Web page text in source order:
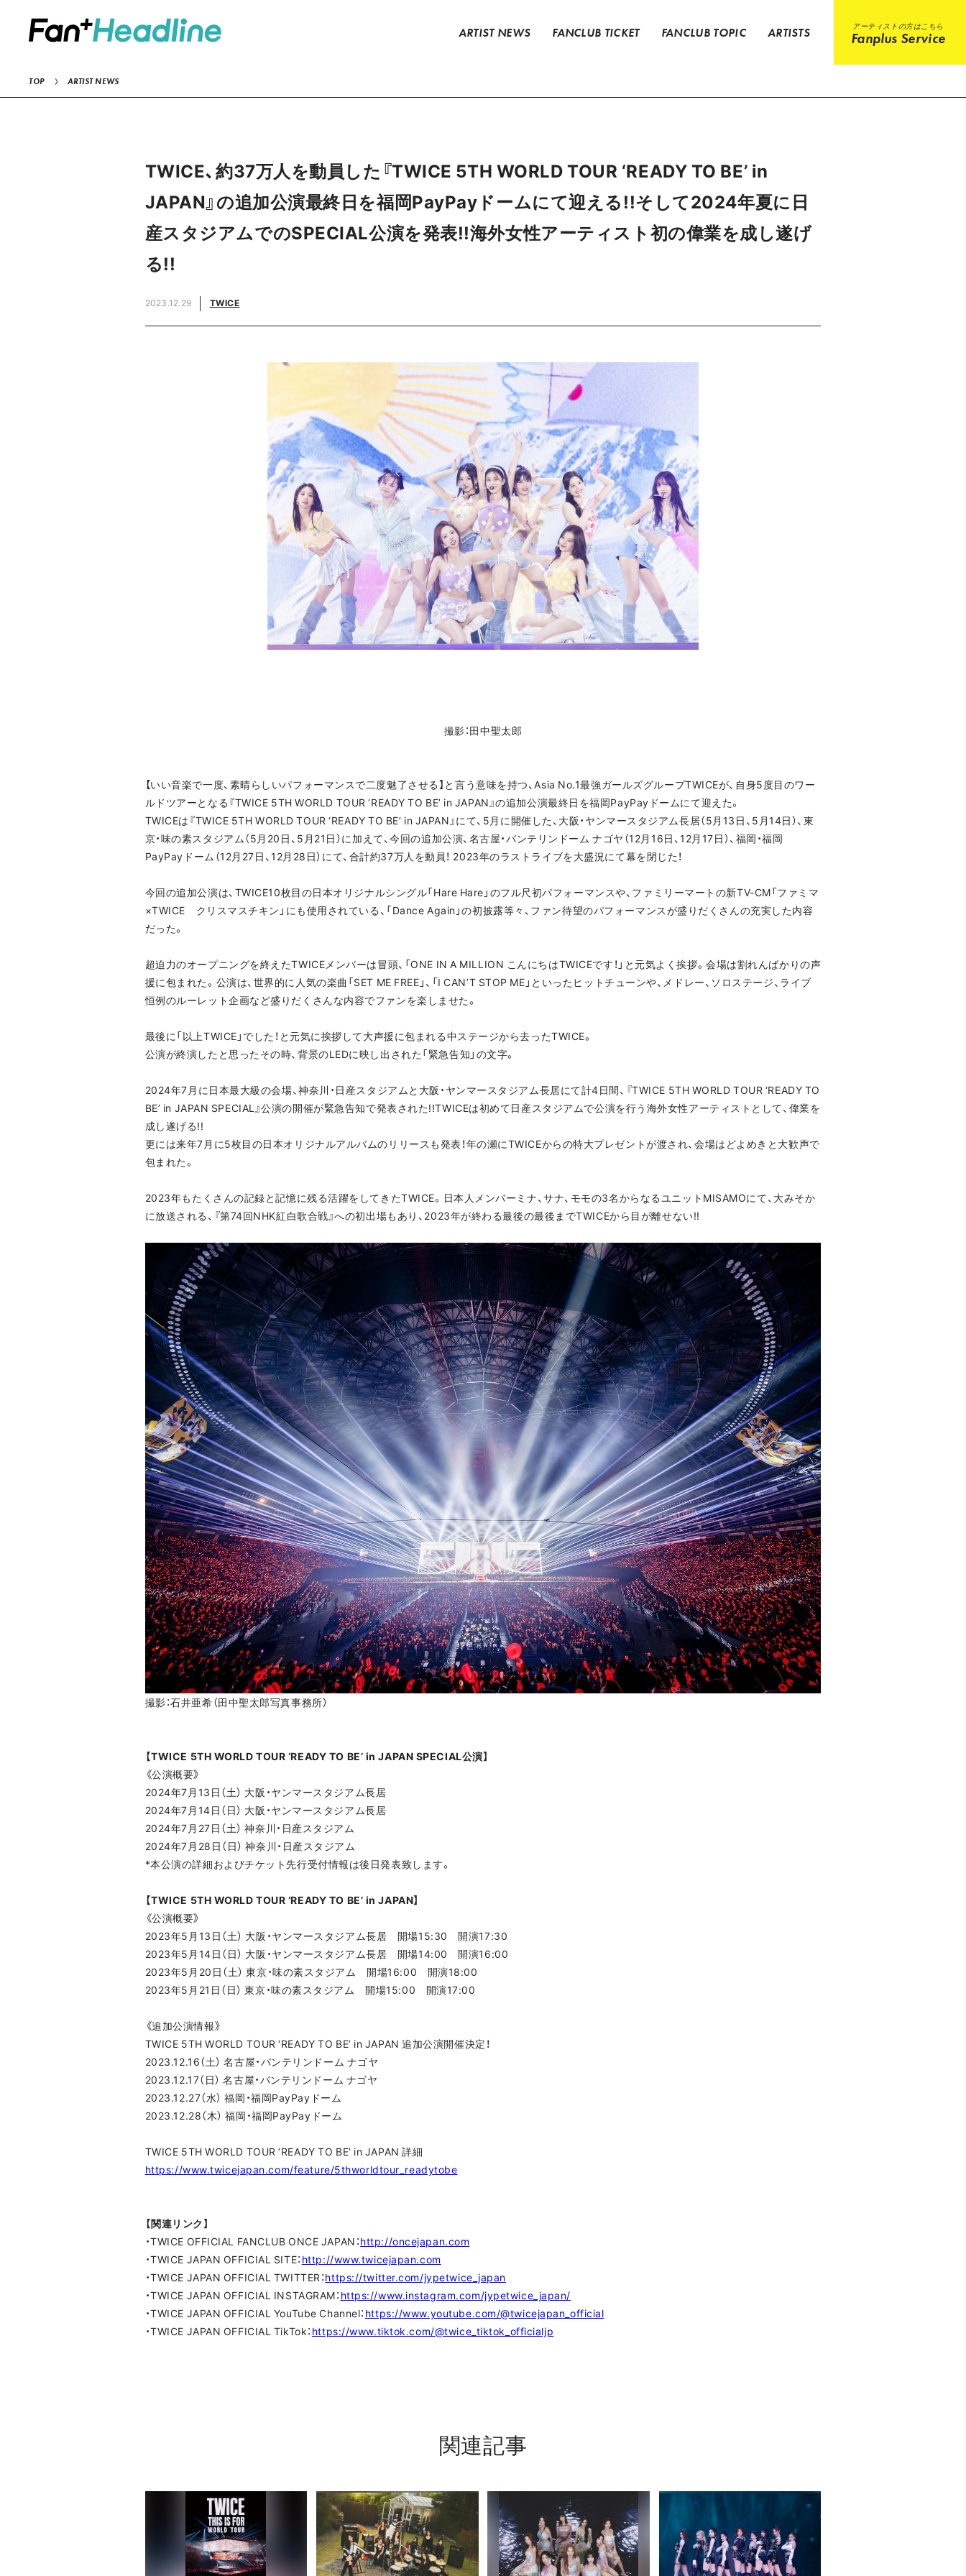
ARTIST NEWS FANCLUB TICKET FANCLUB TOPIC ARTISTS アーティストの方はこちら
Fanplus Service
TOP ARTIST NEWS
TWICE、約37万人を動員した『TWICE 5TH WORLD TOUR ‘READY TO BE’ in
JAPAN』の追加公演最終日を福岡PayPayドームにて迎える!!そして2024年夏に日
産スタジアムでのSPECIAL公演を発表!!海外女性アーティスト初の偉業を成し遂げ
る!!
2023.12.29 TWICE
撮影：田中聖太郎
【いい音楽で一度、素晴らしいパフォーマンスで二度魅了させる】と言う意味を持つ、Asia No.1最強ガールズグループTWICEが、自身5度目のワー
ルドツアーとなる『TWICE 5TH WORLD TOUR ‘READY TO BE’ in JAPAN』の追加公演最終日を福岡PayPayドームにて迎えた。
TWICEは『TWICE 5TH WORLD TOUR ‘READY TO BE’ in JAPAN』にて、5月に開催した、大阪・ヤンマースタジアム長居（5月13日、5月14日）、東
京・味の素スタジアム（5月20日、5月21日）に加えて、今回の追加公演、名古屋・バンテリンドーム ナゴヤ（12月16日、12月17日）、福岡・福岡
PayPayドーム（12月27日、12月28日）にて、合計約37万人を動員！ 2023年のラストライブを大盛況にて幕を閉じた！
今回の追加公演は、TWICE10枚目の日本オリジナルシングル「Hare Hare」のフル尺初パフォーマンスや、ファミリーマートの新TV-CM「ファミマ
×TWICE クリスマスチキン」にも使用されている、「Dance Again」の初披露等々、ファン待望のパフォーマンスが盛りだくさんの充実した内容
だった。
超迫力のオープニングを終えたTWICEメンバーは冒頭、「ONE IN A MILLION こんにちはTWICEです！」と元気よく挨拶。会場は割れんばかりの声
援に包まれた。公演は、世界的に人気の楽曲「SET ME FREE」、「I CAN’T STOP ME」といったヒットチューンや、メドレー、ソロステージ、ライブ
恒例のルーレット企画など盛りだくさんな内容でファンを楽しませた。
最後に「以上TWICE」でした！と元気に挨拶して大声援に包まれる中ステージから去ったTWICE。
公演が終演したと思ったその時、背景のLEDに映し出された「緊急告知」の文字。
2024年7月に日本最大級の会場、神奈川・日産スタジアムと大阪・ヤンマースタジアム長居にて計4日間、『TWICE 5TH WORLD TOUR ‘READY TO
BE’ in JAPAN SPECIAL』公演の開催が緊急告知で発表された!!TWICEは初めて日産スタジアムで公演を行う海外女性アーティストとして、偉業を
成し遂げる!!
更には来年7月に5枚目の日本オリジナルアルバムのリリースも発表！年の瀬にTWICEからの特大プレゼントが渡され、会場はどよめきと大歓声で
包まれた。
2023年もたくさんの記録と記憶に残る活躍をしてきたTWICE。日本人メンバーミナ、サナ、モモの3名からなるユニットMISAMOにて、大みそか
に放送される、『第74回NHK紅白歌合戦』への初出場もあり、2023年が終わる最後の最後までTWICEから目が離せない!!
撮影：石井亜希（田中聖太郎写真事務所）
【TWICE 5TH WORLD TOUR ‘READY TO BE’ in JAPAN SPECIAL公演】
《公演概要》
2024年7月13日（土） 大阪・ヤンマースタジアム長居
2024年7月14日（日） 大阪・ヤンマースタジアム長居
2024年7月27日（土） 神奈川・日産スタジアム
2024年7月28日（日） 神奈川・日産スタジアム
*本公演の詳細およびチケット先行受付情報は後日発表致します。
【TWICE 5TH WORLD TOUR ‘READY TO BE’ in JAPAN】
《公演概要》
2023年5月13日（土） 大阪・ヤンマースタジアム長居 開場15:30 開演17:30
2023年5月14日（日） 大阪・ヤンマースタジアム長居 開場14:00 開演16:00
2023年5月20日（土） 東京・味の素スタジアム 開場16:00 開演18:00
2023年5月21日（日） 東京・味の素スタジアム 開場15:00 開演17:00
《追加公演情報》
TWICE 5TH WORLD TOUR ‘READY TO BE’ in JAPAN 追加公演開催決定！
2023.12.16（土） 名古屋・バンテリンドーム ナゴヤ
2023.12.17（日） 名古屋・バンテリンドーム ナゴヤ
2023.12.27（水） 福岡・福岡PayPayドーム
2023.12.28（木） 福岡・福岡PayPayドーム
TWICE 5TH WORLD TOUR ‘READY TO BE’ in JAPAN 詳細
https://www.twicejapan.com/feature/5thworldtour_readytobe
【関連リンク】
・TWICE OFFICIAL FANCLUB ONCE JAPAN：http://oncejapan.com
・TWICE JAPAN OFFICIAL SITE： http://www.twicejapan.com
・TWICE JAPAN OFFICIAL TWITTER：https://twitter.com/jypetwice_japan
・TWICE JAPAN OFFICIAL INSTAGRAM： https://www.instagram.com/jypetwice_japan/
・TWICE JAPAN OFFICIAL YouTube Channel： https://www.youtube.com/@twicejapan_official
・TWICE JAPAN OFFICIAL TikTok： https://www.tiktok.com/@twice_tiktok_officialjp
関連記事